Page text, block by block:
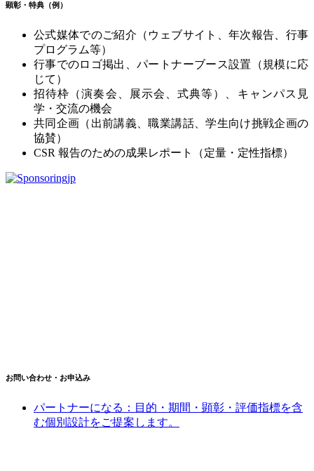
顕彰・特典（例）
公式媒体でのご紹介（ウェブサイト、年次報告、行事
プログラム等）
行事でのロゴ掲出、パートナーブース設置（規模に応
じて）
招待枠（演奏会、展示会、式典等）、キャンパス見
学・交流の機会
共同企画（出前講義、職業講話、学生向け挑戦企画の
協賛）
CSR 報告のための成果レポート（定量・定性指標）
お問い合わせ・お申込み
パートナーになる：目的・期間・顕彰・評価指標を含
む個別設計をご提案します。